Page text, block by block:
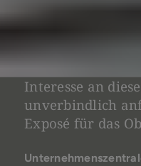
Interesse an
unverbindlich
Exposé für das